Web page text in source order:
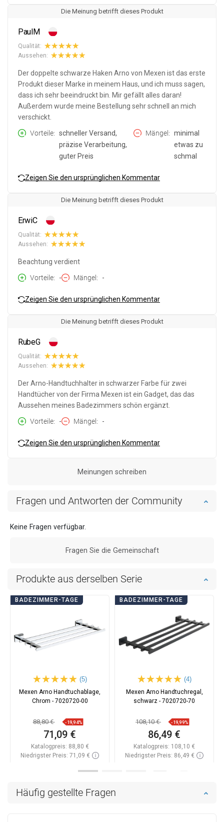
Häufig gestellte Fragen
Die Meinung betrifft dieses Produkt
PaulM
Qualität:
Aussehen:
Der doppelte schwarze Haken Arno von Mexen ist das erste
Produkt dieser Marke in meinem Haus, und ich muss sagen,
dass ich sehr beeindruckt bin. Mir gefällt alles daran!
Außerdem wurde meine Bestellung sehr schnell an mich
verschickt.
Vorteile
schneller Versand,
präzise Verarbeitung,
guter Preis
Mängel
minimal
etwas zu
schmal
Zeigen Sie den ursprünglichen Kommentar
Die Meinung betrifft dieses Produkt
ErwiC
Qualität:
Aussehen:
Beachtung verdient
Vorteile
- Mängel -
Zeigen Sie den ursprünglichen Kommentar
Die Meinung betrifft dieses Produkt
RubeG
Qualität:
Aussehen:
Der Arno-Handtuchhalter in schwarzer Farbe für zwei
Handtücher von der Firma Mexen ist ein Gadget, das das
Aussehen meines Badezimmers schön ergänzt.
Vorteile
- Mängel -
Zeigen Sie den ursprünglichen Kommentar
Meinungen schreiben
Fragen und Antworten der Community
Keine Fragen verfügbar.
Fragen Sie die Gemeinschaft
Produkte aus derselben Serie
BADEZIMMER-TAGE
(5)
Mexen Arno Handtuchablage,
Chrom - 7020720-00
88,80 € -19,94%
71,09 €
Katalogpreis: 88,80 €
Niedrigster Preis: 71,09 €
BADEZIMMER-TAGE
(4)
Mexen Arno Handtuchregal,
schwarz - 7020720-70
108,10 € -19,99%
86,49 €
Katalogpreis: 108,10 €
Niedrigster Preis: 86,49 €